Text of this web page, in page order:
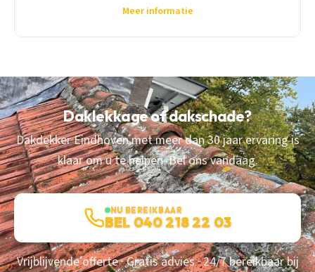
Meer informatie
Daklekkage of dakschade?
Dakdekker Eindhoven met meer dan 30 jaar ervaring is
klaar om u te helpen. Bel ons vandaag.
NU BEREIKBAAR
BEL 040 218 22 03
Vrijblijvende offerte · Gratis advies · 24/7 bereikbaar bij